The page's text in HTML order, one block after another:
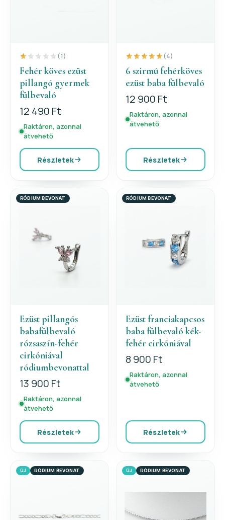
(1)
Fehér köves ezüst
pillangó gyermek
fülbevaló
12 490 Ft
Raktáron, azonnal
átvehető
Részletek
(4)
6 szirmú fehérköves
ezüst baba fülbevaló
12 900 Ft
Raktáron, azonnal
átvehető
Részletek
RÓDIUM BEVONAT
Ezüst pillangós
babafülbevaló
rózsaszín-fehér
cirkóniával
ródiumbevonattal
13 900 Ft
Raktáron, azonnal
átvehető
Részletek
RÓDIUM BEVONAT
Ezüst franciakapcsos
baba fülbevaló kék-
fehér cirkóniával
8 900 Ft
Raktáron, azonnal
átvehető
Részletek
ÚJ RÓDIUM BEVONAT ÚJ RÓDIUM BEVONAT